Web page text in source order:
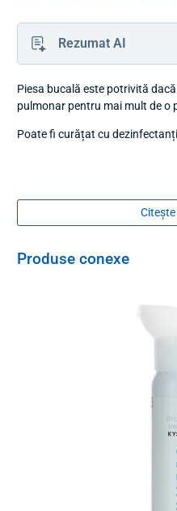
Rezumat AI
Piesa bucală este potrivită
pulmonar pentru mai mult de o
Poate fi curățat cu
Produse conexe